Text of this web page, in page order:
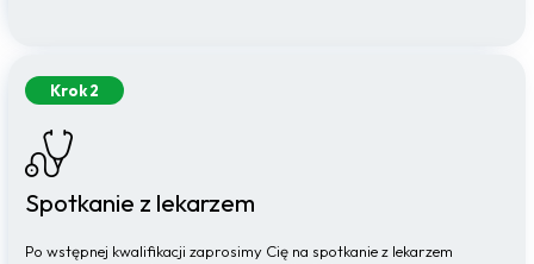
Krok 2
Spotkanie z lekarzem
Po wstępnej kwalifikacji zaprosimy Cię na spotkanie z lekarzem